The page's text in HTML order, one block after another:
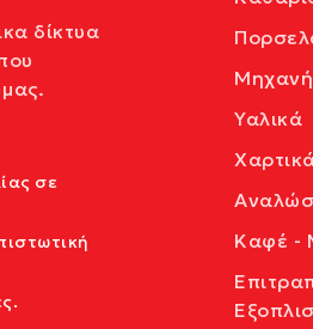
δίκτυα
σε
Υαλικά
Καφέ -